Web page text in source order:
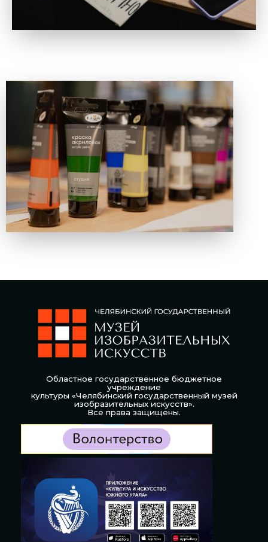
Областное государственное бюджетное
учреждение
культуры «Челябинский государственный музей
изобразительных искусств».
Все права защищены.